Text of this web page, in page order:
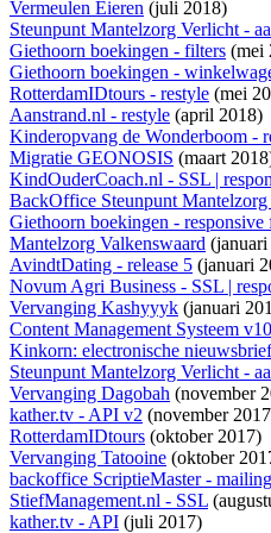
Vermeulen Eieren (juli 2018)
Steunpunt Mantelzorg Verlicht -
Giethoorn boekingen - filters (mei
Giethoorn boekingen -
RotterdamIDtours - restyle (mei
Aanstrand.nl - restyle (april 2018)
Kinderopvang de Wonderboom -
Migratie GEONOSIS (maart
KindOuderCoach.nl - SSL |
BackOffice Steunpunt
Giethoorn boekingen - responsive
Mantelzorg Valkenswaard
AvindtDating - release 5 (januari
Novum Agri Business - SSL |
Vervanging Kashyyyk (januari
Content Management Systeem v10
Kinkorn: electronische nieuwsbrief
Steunpunt Mantelzorg Verlicht -
Vervanging Dagobah (november
kather.tv - API v2 (november
RotterdamIDtours (oktober 2017)
Vervanging Tatooine (oktober
backoffice ScriptieMaster -
StiefManagement.nl - SSL
kather.tv - API (juli 2017)